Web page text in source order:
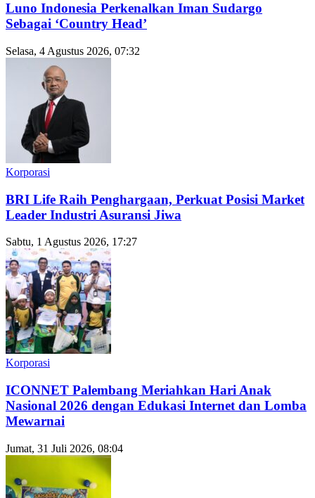
Luno Indonesia Perkenalkan Iman Sudargo
Sebagai ‘Country Head’
Selasa, 4 Agustus 2026, 07:32
Korporasi
BRI Life Raih Penghargaan, Perkuat Posisi Market
Leader Industri Asuransi Jiwa
Sabtu, 1 Agustus 2026, 17:27
Korporasi
ICONNET Palembang Meriahkan Hari Anak
Nasional 2026 dengan Edukasi Internet dan Lomba
Mewarnai
Jumat, 31 Juli 2026, 08:04